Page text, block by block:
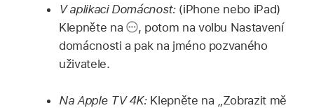
V aplikaci Domácnost: (iPhone nebo iPad)
Klepněte na
, potom na volbu Nastavení
domácnosti a pak na jméno pozvaného
uživatele.
Na Apple TV 4K: Klepněte na „Zobrazit mě